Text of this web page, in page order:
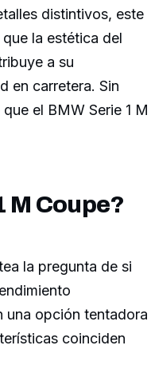
distintivos, este
la estética del
a su
en carretera. Sin
el BMW Serie 1 M
M Coupe?
la pregunta de si
una opción tentadora
coinciden